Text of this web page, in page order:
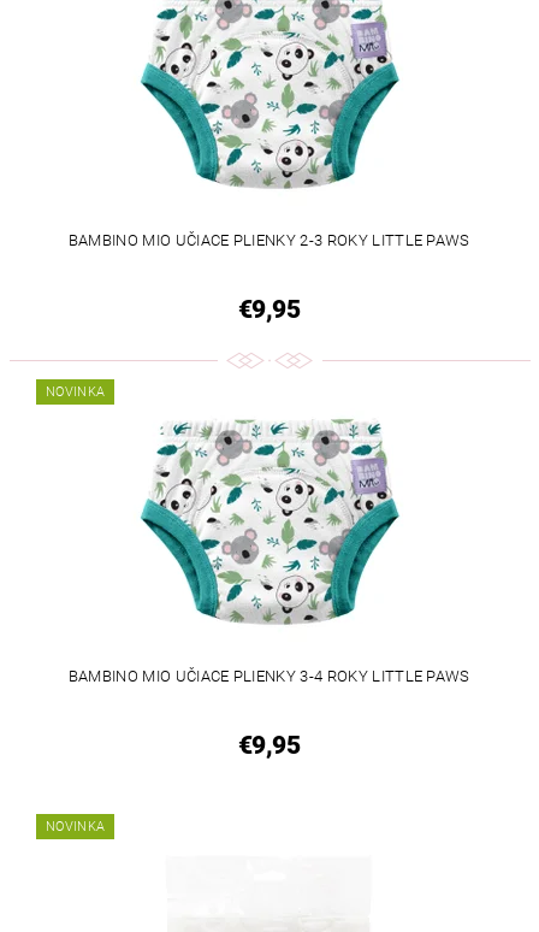
BAMBINO MIO UČIACE PLIENKY 2-3 ROKY LITTLE PAWS
€9,95
NOVINKA
BAMBINO MIO UČIACE PLIENKY 3-4 ROKY LITTLE PAWS
€9,95
NOVINKA